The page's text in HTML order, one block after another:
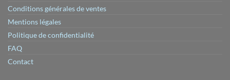
Conditions générales de ventes
Mentions légales
Politique de confidentialité
FAQ
Contact